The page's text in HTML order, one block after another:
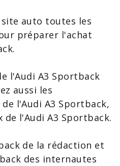
auto toutes les
préparer l'achat
l'Audi A3 Sportback
aussi les
l'Audi A3 Sportback,
de l'Audi A3 Sportback.
de la rédaction et
des internautes